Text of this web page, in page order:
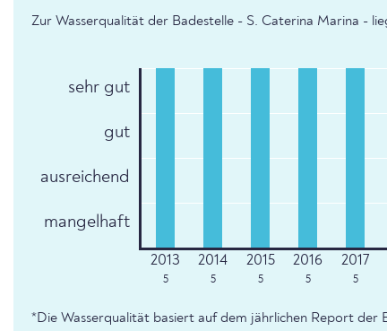
Zur Wasserqualität der Badestelle - S. Caterina Marina -
sehr gut
gut
ausreichend
mangelhaft
5 5 5 5 5
*Die Wasserqualität basiert auf dem jährlichen Report der